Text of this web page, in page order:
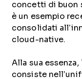
concetti di buon
è un esempio
consolidati
cloud-native.
Alla sua
consiste